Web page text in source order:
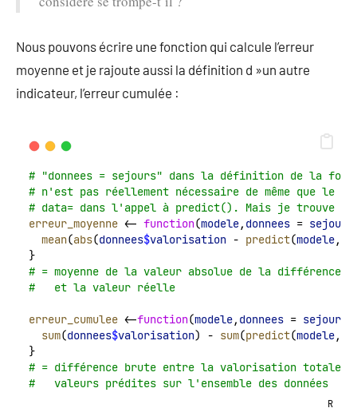
Nous pouvons écrire une fonction qui calcule l’erreur
moyenne et je rajoute aussi la définition d »un autre
indicateur, l’erreur cumulée :
# "donnees = sejours" dans la définition de la
# n'est pas réellement nécessaire de même que le
# data= dans l'appel à predict(). Mais je trouve
erreur_moyenne <- function(modele, donnees = sejours
mean(abs(donnees$valorisation - predict(modele,
}
# = moyenne de la valeur absolue de la
#   et la valeur réelle
erreur_cumulee <-function(modele, donnees = sejours
sum(donnees$valorisation) - sum(predict(modele,
}
# = différence brute entre la valorisation totale
#   valeurs prédites sur l'ensemble des données
R